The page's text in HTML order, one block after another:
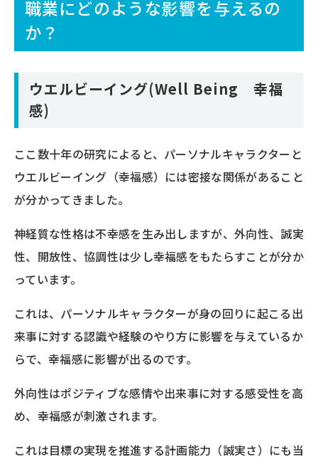
職業にどのような影響を与えるの
か？
ウエルビーイング(Well Being 幸福
感)
ここ数十年の研究によると、パーソナルキャラクターと
ウエルビーイング（幸福感）には密接な関係があること
が分かってきました。
神経質な性格は不幸感を生み出しますが、外向性、誠実
性、開放性、協調性は少し幸福感をもたらすことが分か
っています。
これは、パーソナルキャラクターが身の回りに起こる出
来事に対する認識や経験のやり方に影響を与えているか
らで、幸福感に影響が出るのです。
外向性はポジティブな感情や出来事に対する感受性を高
め、幸福感が刺激されます。
これは目標の実現を推進する計画能力（誠実さ）にも当